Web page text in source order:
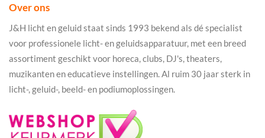
Over ons
J&H licht en geluid staat sinds 1993 bekend als dé specialist
voor professionele licht- en geluidsapparatuur, met een breed
assortiment geschikt voor horeca, clubs, DJ's, theaters,
muzikanten en educatieve instellingen. Al ruim 30 jaar sterk in
licht-, geluid-, beeld- en podiumoplossingen.